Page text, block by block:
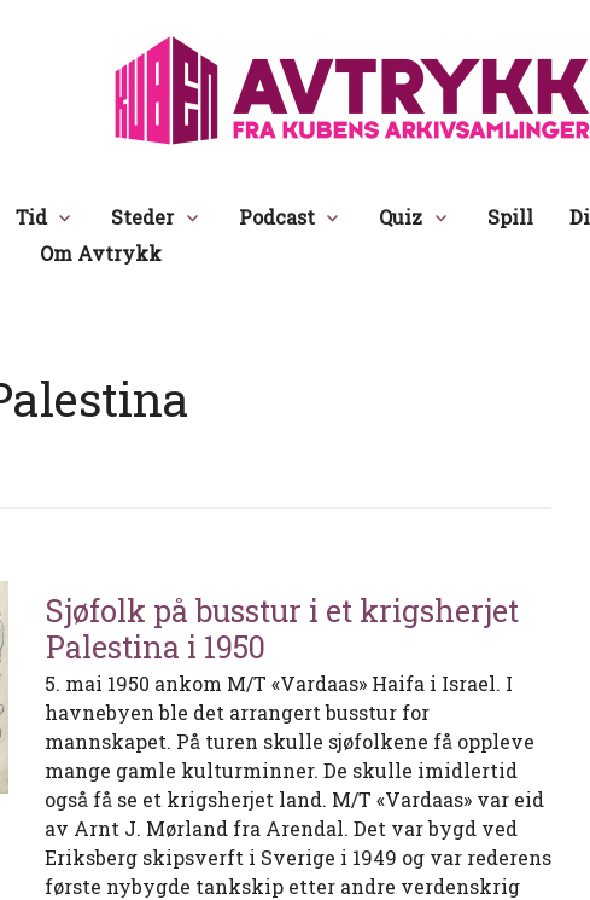
Avtrykk
Tid Steder Podcast Quiz Spill
Om Avtrykk
Sjøfolk på busstur i et krigsherjet
Palestina i 1950
5. mai 1950 ankom M/T «Vardaas» Haifa i Israel. I
havnebyen ble det arrangert busstur for
mannskapet. På turen skulle sjøfolkene få oppleve
mange gamle kulturminner. De skulle imidlertid
også få se et krigsherjet land. M/T «Vardaas» var eid
av Arnt J. Mørland fra Arendal. Det var bygd ved
Eriksberg skipsverft i Sverige i 1949 og var rederens
første nybygde tankskip etter andre verdenskrig